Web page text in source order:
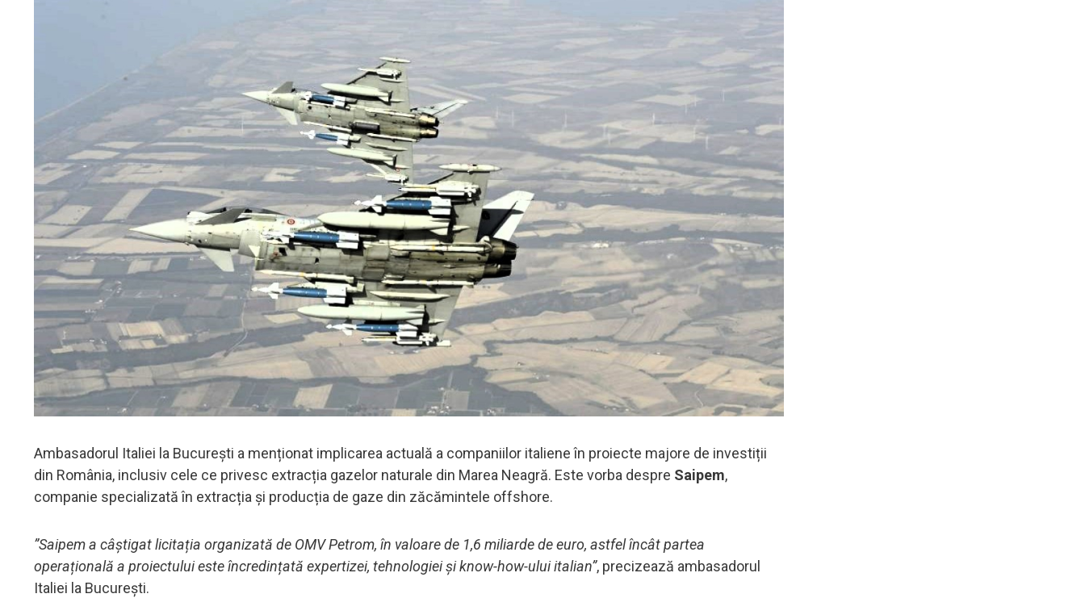
Ambasadorul Italiei la București a menționat implicarea actuală a companiilor italiene în proiecte majore de investiții
din România, inclusiv cele ce privesc extracția gazelor naturale din Marea Neagră. Este vorba despre Saipem,
companie specializată în extracția și producția de gaze din zăcămintele offshore.
”Saipem a câștigat licitația organizată de OMV Petrom, în valoare de 1,6 miliarde de euro, astfel încât partea
operațională a proiectului este încredințată expertizei, tehnologiei și know-how-ului italian”, precizează ambasadorul
Italiei la București.